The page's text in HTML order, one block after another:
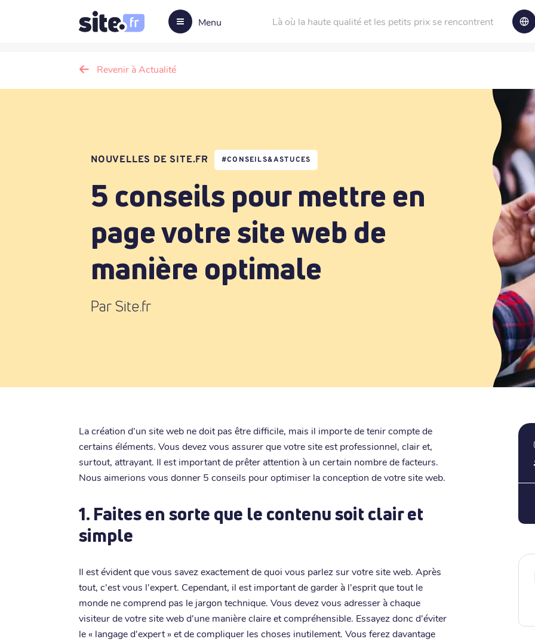
Menu Là où la haute qualité et les petits prix se rencontrent
Revenir à Actualité
NOUVELLES DE SITE.FR #CONSEILS&ASTUCES
5 conseils pour mettre en
page votre site web de
manière optimale
Par Site.fr
La création d'un site web ne doit pas être difficile, mais il importe de tenir compte de
certains éléments. Vous devez vous assurer que votre site est professionnel, clair et,
surtout, attrayant. Il est important de prêter attention à un certain nombre de facteurs.
Nous aimerions vous donner 5 conseils pour optimiser la conception de votre site web.
1. Faites en sorte que le contenu soit clair et
simple
Il est évident que vous savez exactement de quoi vous parlez sur votre site web. Après
tout, c'est vous l'expert. Cependant, il est important de garder à l'esprit que tout le
monde ne comprend pas le jargon technique. Vous devez vous adresser à chaque
visiteur de votre site web d'une manière claire et compréhensible. Essayez donc d'éviter
le « langage d'expert » et de compliquer les choses inutilement. Vous ferez davantage